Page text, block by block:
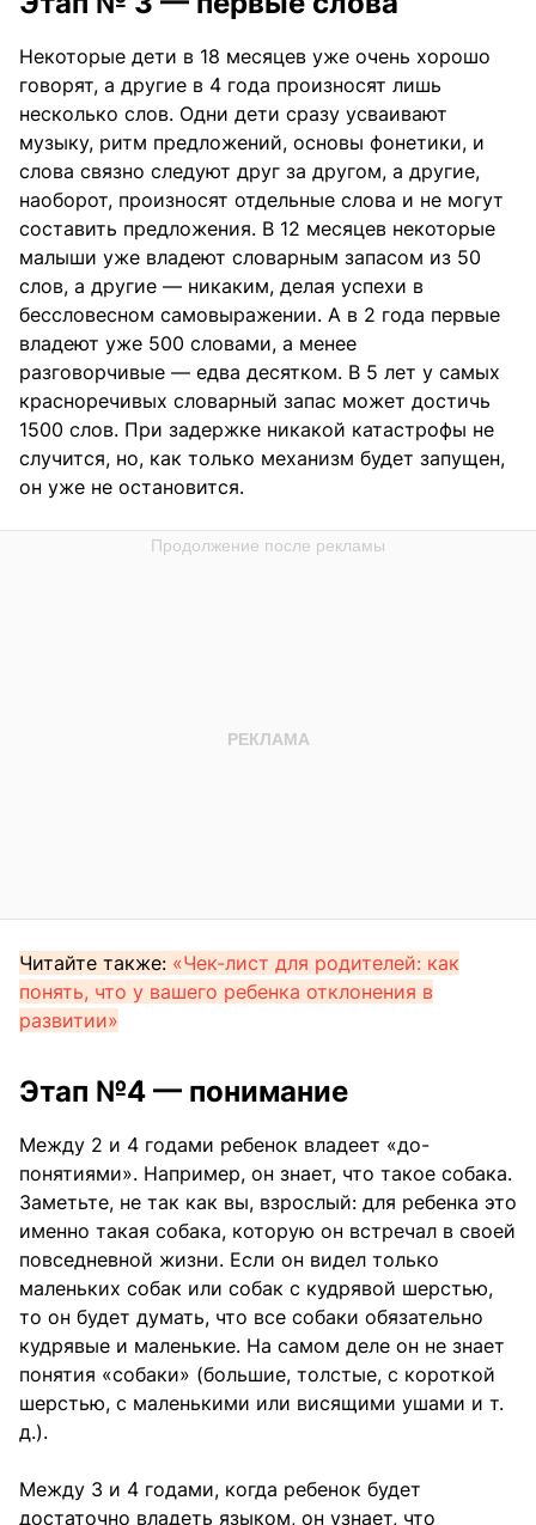
Некоторые дети в 18 месяцев уже очень хорошо
говорят, а другие в 4 года произносят лишь
несколько слов. Одни дети сразу усваивают
музыку, ритм предложений, основы фонетики, и
слова связно следуют друг за другом, а другие,
наоборот, произносят отдельные слова и не могут
составить предложения. В 12 месяцев некоторые
малыши уже владеют словарным запасом из 50
слов, а другие — никаким, делая успехи в
бессловесном самовыражении. А в 2 года первые
владеют уже 500 словами, а менее
разговорчивые — едва десятком. В 5 лет у самых
красноречивых словарный запас может достичь
1500 слов. При задержке никакой катастрофы не
случится, но, как только механизм будет запущен,
он уже не остановится.
Читайте также: «Чек-лист для родителей: как
понять, что у вашего ребенка отклонения в
развитии»
Этап №4 — понимание
Между 2 и 4 годами ребенок владеет «до-
понятиями». Например, он знает, что такое собака.
Заметьте, не так как вы, взрослый: для ребенка это
именно такая собака, которую он встречал в своей
повседневной жизни. Если он видел только
маленьких собак или собак с кудрявой шерстью,
то он будет думать, что все собаки обязательно
кудрявые и маленькие. На самом деле он не знает
понятия «собаки» (большие, толстые, с короткой
шерстью, с маленькими или висящими ушами и т.
д.).
Между 3 и 4 годами, когда ребенок будет
достаточно владеть языком, он узнает, что